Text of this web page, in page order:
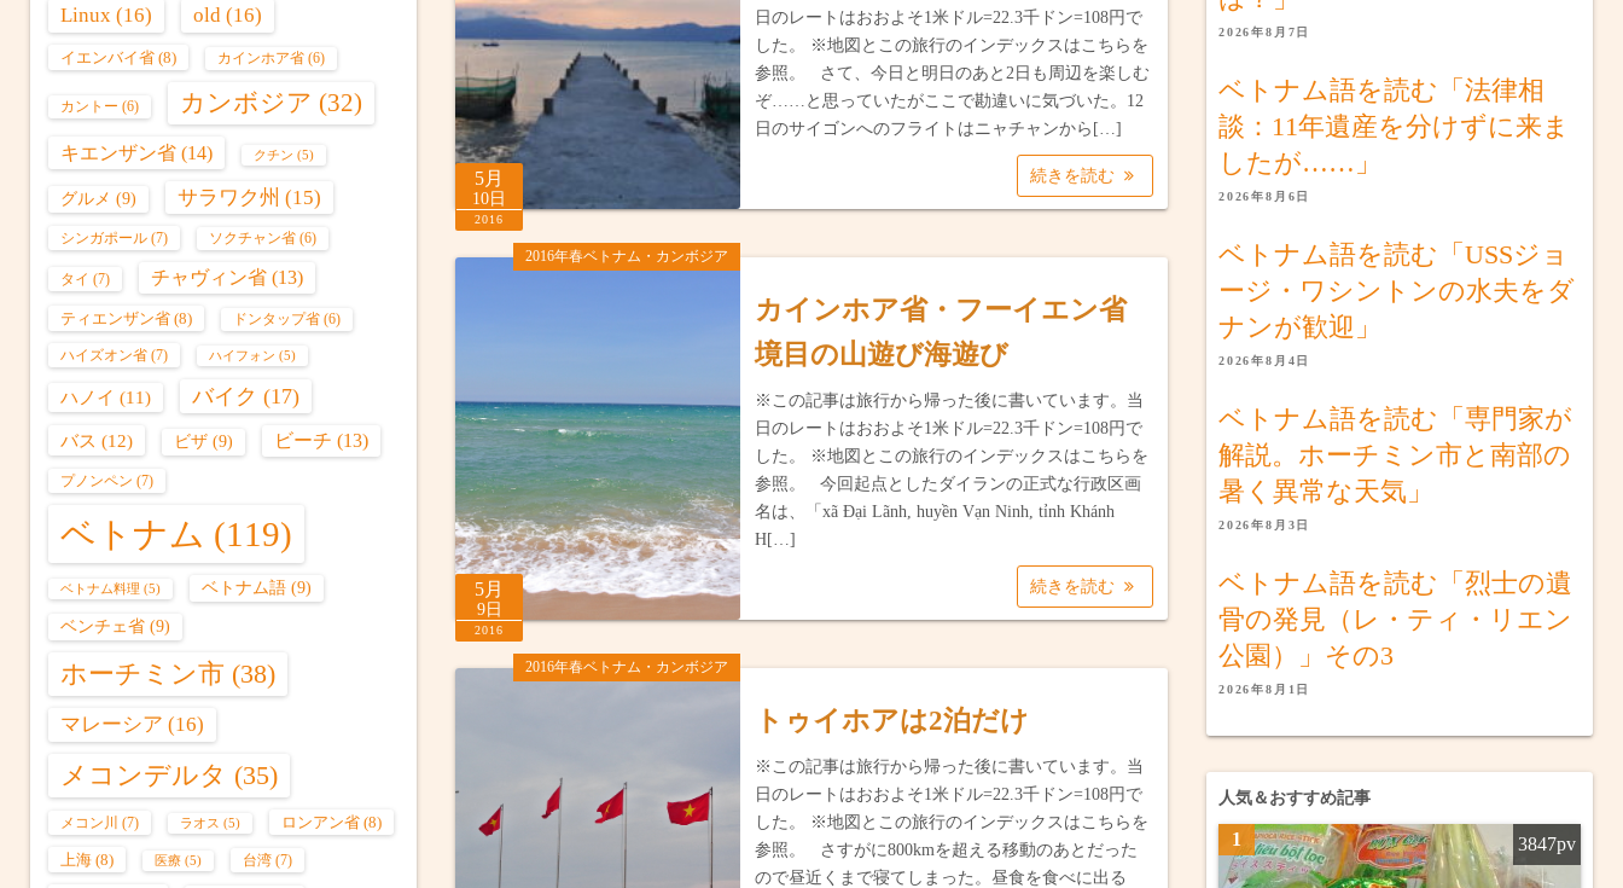
5月
10日
2016
日のレートはおおよそ1米ドル=22.3千ドン=108円で
した。 ※地図とこの旅行のインデックスはこちらを
参照。 さて、今日と明日のあと2日も周辺を楽しむ
ぞ……と思っていたがここで勘違いに気づいた。12
日のサイゴンへのフライトはニャチャンから[…]
続きを読む
2016年春ベトナム・カンボジア
5月
9日
2016
カインホア省・フーイエン省
境目の山遊び海遊び
※この記事は旅行から帰った後に書いています。当
日のレートはおおよそ1米ドル=22.3千ドン=108円で
した。 ※地図とこの旅行のインデックスはこちらを
参照。 今回起点としたダイランの正式な行政区画
名は、「xã Đại Lãnh, huyền Vạn Ninh, tỉnh Khánh
H[…]
続きを読む
2016年春ベトナム・カンボジア
トゥイホアは2泊だけ
※この記事は旅行から帰った後に書いています。当
日のレートはおおよそ1米ドル=22.3千ドン=108円で
した。 ※地図とこの旅行のインデックスはこちらを
参照。 さすがに800kmを超える移動のあとだった
ので昼近くまで寝てしまった。昼食を食べに出る
Linux (16) old (16)
イエンバイ省 (8) カインホア省 (6)
カントー (6) カンボジア (32)
キエンザン省 (14) クチン (5)
グルメ (9) サラワク州 (15)
シンガポール (7) ソクチャン省 (6)
タイ (7) チャヴィン省 (13)
ティエンザン省 (8) ドンタップ省 (6)
ハイズオン省 (7) ハイフォン (5)
ハノイ (11) バイク (17)
バス (12) ビザ (9) ビーチ (13)
プノンペン (7)
ベトナム (119)
ベトナム料理 (5) ベトナム語 (9)
ベンチェ省 (9)
ホーチミン市 (38)
マレーシア (16)
メコンデルタ (35)
メコン川 (7) ラオス (5) ロンアン省 (8)
上海 (8) 医療 (5) 台湾 (7)
2026年8月7日
ベトナム語を読む「法律相
談：11年遺産を分けずに来ま
したが……」
2026年8月6日
ベトナム語を読む「USSジョ
ージ・ワシントンの水夫をダ
ナンが歓迎」
2026年8月4日
ベトナム語を読む「専門家が
解説。ホーチミン市と南部の
暑く異常な天気」
2026年8月3日
ベトナム語を読む「烈士の遺
骨の発見（レ・ティ・リエン
公園）」その3
2026年8月1日
人気＆おすすめ記事
1 3847pv